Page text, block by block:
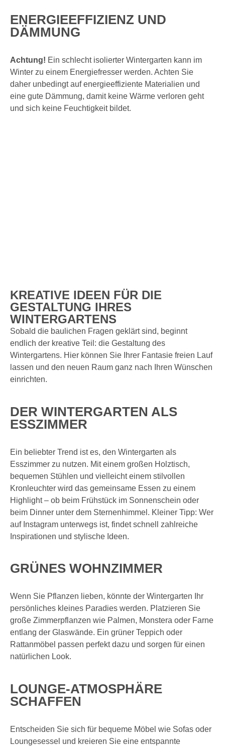
ENERGIEEFFIZIENZ UND
DÄMMUNG
Achtung! Ein schlecht isolierter Wintergarten kann im
Winter zu einem Energiefresser werden. Achten Sie
daher unbedingt auf energieeffiziente Materialien und
eine gute Dämmung, damit keine Wärme verloren geht
und sich keine Feuchtigkeit bildet.
KREATIVE IDEEN FÜR DIE
GESTALTUNG IHRES
WINTERGARTENS
Sobald die baulichen Fragen geklärt sind, beginnt
endlich der kreative Teil: die Gestaltung des
Wintergartens. Hier können Sie Ihrer Fantasie freien Lauf
lassen und den neuen Raum ganz nach Ihren Wünschen
einrichten.
DER WINTERGARTEN ALS
ESSZIMMER
Ein beliebter Trend ist es, den Wintergarten als
Esszimmer zu nutzen. Mit einem großen Holztisch,
bequemen Stühlen und vielleicht einem stilvollen
Kronleuchter wird das gemeinsame Essen zu einem
Highlight – ob beim Frühstück im Sonnenschein oder
beim Dinner unter dem Sternenhimmel. Kleiner Tipp: Wer
auf Instagram unterwegs ist, findet schnell zahlreiche
Inspirationen und stylische Ideen.
GRÜNES WOHNZIMMER
Wenn Sie Pflanzen lieben, könnte der Wintergarten Ihr
persönliches kleines Paradies werden. Platzieren Sie
große Zimmerpflanzen wie Palmen, Monstera oder Farne
entlang der Glaswände. Ein grüner Teppich oder
Rattanmöbel passen perfekt dazu und sorgen für einen
natürlichen Look.
LOUNGE-ATMOSPHÄRE
SCHAFFEN
Entscheiden Sie sich für bequeme Möbel wie Sofas oder
Loungesessel und kreieren Sie eine entspannte